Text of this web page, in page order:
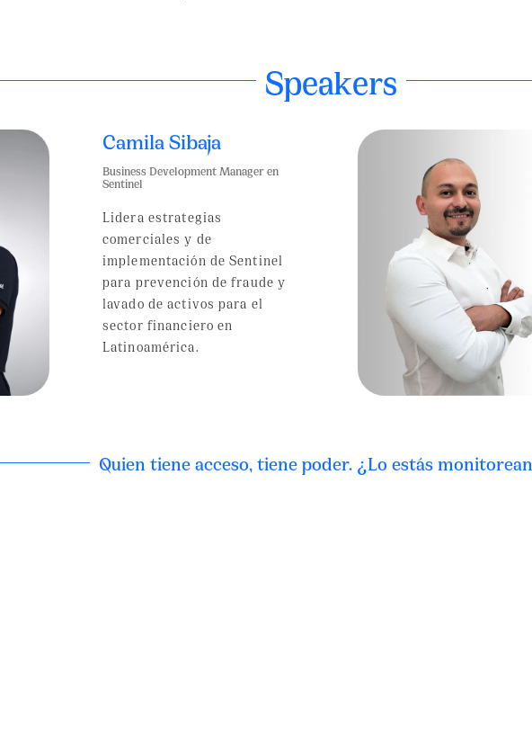
Speakers
Camila Sibaja
Business Development Manager en
Sentinel
Lidera estrategias
comerciales y de
implementación de Sentinel
para prevención de fraude y
lavado de activos para el
sector financiero en
Latinoamérica.
Quien tiene acceso, tiene poder. ¿Lo estás